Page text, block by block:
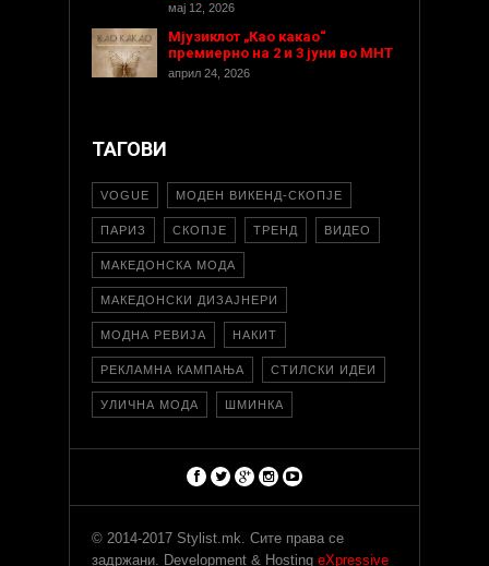
мај 12, 2026
Мјузиклот „Као какао“
премиерно на 2 и 3 јуни во МНТ
април 24, 2026
ТАГОВИ
VOGUE МОДЕН ВИКЕНД-СКОПЈЕ
ПАРИЗ СКОПЈЕ ТРЕНД ВИДЕО
МАКЕДОНСКА МОДА
МАКЕДОНСКИ ДИЗАЈНЕРИ
МОДНА РЕВИЈА НАКИТ
РЕКЛАМНА КАМПАЊА СТИЛСКИ ИДЕИ
УЛИЧНА МОДА ШМИНКА
© 2014-2017 Stylist.mk. Сите права се
задржани. Development & Hosting eXpressive